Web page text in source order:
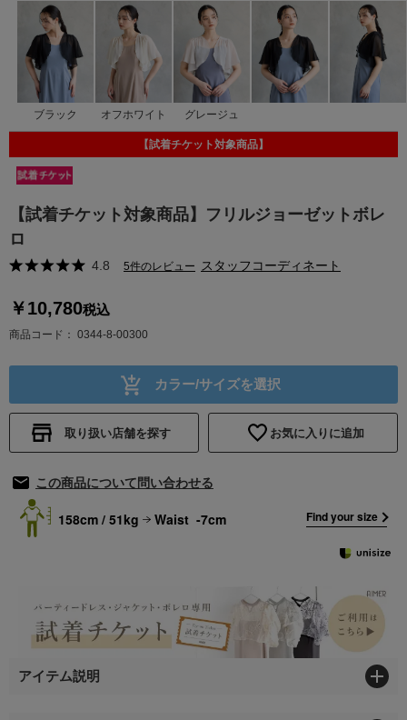
ブラック オフホワイト グレージュ
【試着チケット対象商品】フリルジョーゼットボレ
ロ
4.8 5件のレビュー スタッフコーディネート
【試着チケット対象商品】
￥10,780税込
商品コード 0344-8-00300
カラー/サイズを選択
取り扱い店舗を探す お気に入りに追加
この商品について問い合わせる
158cm / 51kg Waist -7cm Find your size
アイテム説明